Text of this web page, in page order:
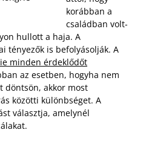
korábban a
családban volt-
hullott a haja. A
tényezők is befolyásolják. A
minden érdeklődőt
az esetben, hogyha nem
döntsön, akkor most
közötti különbséget. A
választja, amelynél